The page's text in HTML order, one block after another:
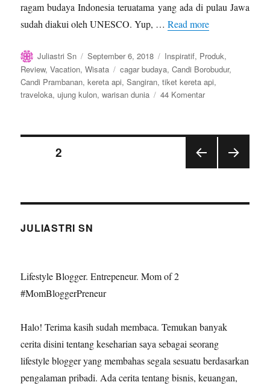
ragam budaya Indonesia teruatama yang ada di pulau Jawa
sudah diakui oleh UNESCO. Yup, …Read more
Author
Juliastri Sn
Posted
on
September 6, 2018 Categories
Inspiratif, Produk,
Review,Vacation,Wisata Tags
cagar budaya,Candi Borobudur,
Candi Prambanan,kereta api,Sangiran,tiket kereta api,
traveloka, ujung kulon,warisan dunia 44 Komentarpada
Kereta
Ragam
Warisan
Paginasi
PAGE
PAGE2
JULIASTRI SN
Lifestyle Blogger. Entrepeneur. Mom of 2
#MomBloggerPreneur
Halo! Terima kasih sudah membaca. Temukan banyak
cerita disini tentang keseharian saya sebagai seorang
lifestyle blogger yang membahas segala sesuatu berdasarkan
pengalaman pribadi. Ada cerita tentang bisnis, keuangan,